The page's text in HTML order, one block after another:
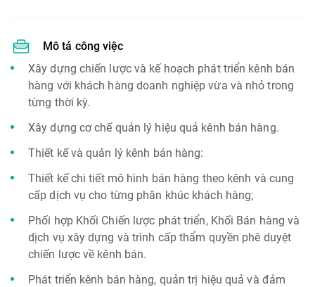
Mô tả công việc
Xây dựng chiến lược và kế hoạch phát triển kênh bán
hàng với khách hàng doanh nghiệp vừa và nhỏ trong
từng thời kỳ.
Xây dựng cơ chế quản lý hiệu quả kênh bán hàng.
Thiết kế và quản lý kênh bán hàng:
Thiết kế chi tiết mô hình bán hàng theo kênh và cung
cấp dịch vụ cho từng phân khúc khách hàng;
Phối hợp Khối Chiến lược phát triển, Khối Bán hàng và
dịch vụ xây dựng và trình cấp thẩm quyền phê duyệt
chiến lược về kênh bán.
Phát triển kênh bán hàng, quản trị hiệu quả và đảm